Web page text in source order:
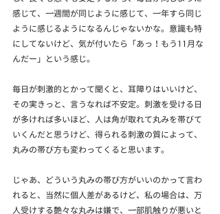
感じて、一週間が同じように感じて、一年すら同じ
ように感じるようになるんじゃないかな。意識も特
にしてないけど、気が付いたら「あっ！もう11月な
んだー」という感じ。
毎日が刺激的とかって聞くと、耳障りはいいけど、
その実きっと、言うなれば不安定。刺激を受ける日
が多ければ多いほど、人は角が取れて丸みを帯びて
いくんだと思うけど、得られる刺激の質によって、
丸みの帯び方も変わってくると思います。
じゃあ、どういう丸みの帯び方がいいのかって言わ
れると、当然に個人差があるけど、私の場合は、万
人受けする艶々な丸みは嫌で、一部肌触りが悪いと